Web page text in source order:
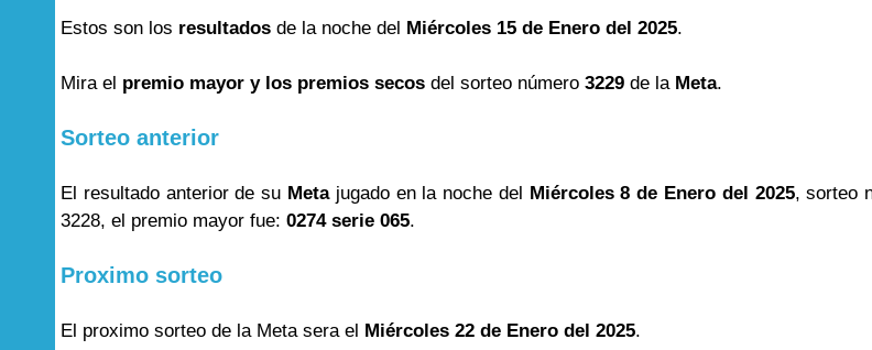
Estos son los resultados de la noche del Miércoles 15 de Enero del 2025.
Mira el premio mayor y los premios secos del sorteo número 3229 de la Meta.
Sorteo anterior
El resultado anterior de su Metajugado en la noche del Miércoles 8 de Enero del 2025, sorteo
3228, el premio mayor fue: 0274 serie 065.
Proximo sorteo
El proximo sorteo de la Meta sera el Miércoles 22 de Enero del 2025.